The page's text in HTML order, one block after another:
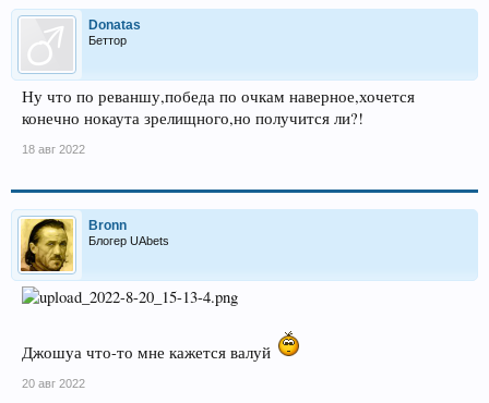
Donatas
Беттор
Ну что по реваншу,победа по очкам наверное,хочется
конечно нокаута зрелищного,но получится ли?!
18 авг 2022
Bronn
Блогер UAbets
Джошуа что-то мне кажется валуй
20 авг 2022